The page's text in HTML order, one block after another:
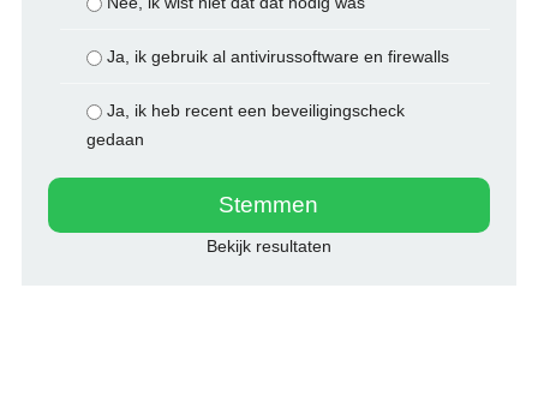
Ja, ik gebruik al antivirussoftware en firewalls
Ja, ik heb recent een beveiligingscheck
gedaan
Bekijk resultaten